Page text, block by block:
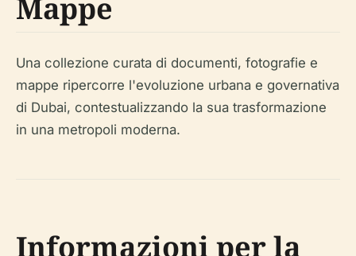
Mappe
Una collezione curata di documenti, fotografie e
mappe ripercorre l'evoluzione urbana e governativa
di Dubai, contestualizzando la sua trasformazione
in una metropoli moderna.
Informazioni per la